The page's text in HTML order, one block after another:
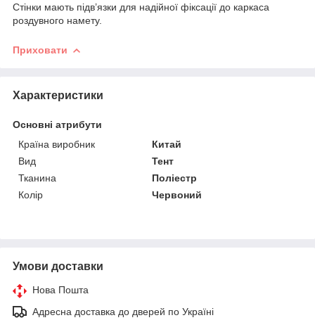
Стінки мають підв’язки для надійної фіксації до каркаса
роздувного намету.
Приховати
Характеристики
Основні атрибути
Країна виробник
Китай
Вид
Тент
Тканина
Поліестр
Колір
Червоний
Умови доставки
Нова Пошта
Адресна доставка до дверей по Україні